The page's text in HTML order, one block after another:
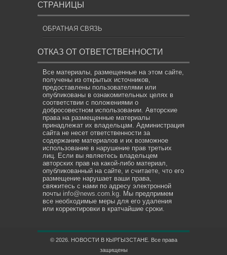
СТРАНИЦЫ
ОБРАТНАЯ СВЯЗЬ
ОТКАЗ ОТ ОТВЕТСТВЕННОСТИ
Все материалы, размещенные на этом сайте,
получены из открытых источников,
предоставлены пользователями или
опубликованы в ознакомительных целях в
соответствии с положениями о
добросовестном использовании. Авторские
права на размещенные материалы
принадлежат их владельцам. Администрация
сайта не несет ответственности за
содержание материалов и их возможное
использование в нарушение прав третьих
лиц. Если вы являетесь владельцем
авторских прав на какой-либо материал,
опубликованный на сайте, и считаете, что его
размещение нарушает ваши права,
свяжитесь с нами по адресу электронной
почты info@news.com.kg. Мы предпримем
все необходимые меры для его удаления
или корректировки в кратчайшие сроки.
© 2026. НОВОСТИ В КЫРГЫЗСТАНЕ. Все права
защищены